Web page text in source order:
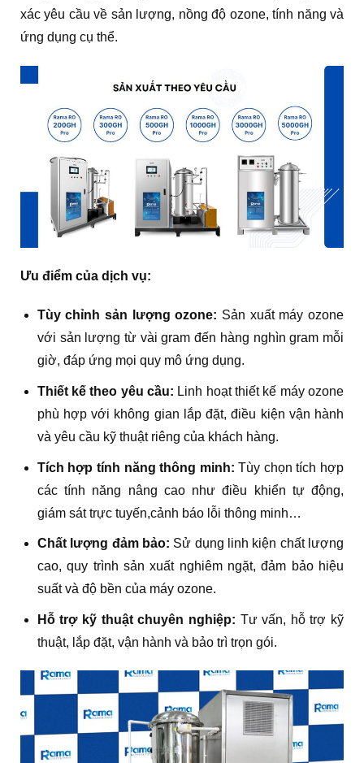
xác yêu cầu về sản lượng, nồng độ ozone, tính năng và
ứng dụng cụ thể.
Ưu điểm của dịch vụ:
Tùy chỉnh sản lượng ozone: Sản xuất máy ozone
với sản lượng từ vài gram đến hàng nghìn gram mỗi
giờ, đáp ứng mọi quy mô ứng dụng.
Thiết kế theo yêu cầu: Linh hoạt thiết kế máy ozone
phù hợp với không gian lắp đặt, điều kiện vận hành
và yêu cầu kỹ thuật riêng của khách hàng.
Tích hợp tính năng thông minh: Tùy chọn tích hợp
các tính năng nâng cao như điều khiển tự động,
giám sát trực tuyến,cảnh báo lỗi thông minh…
Chất lượng đảm bảo: Sử dụng linh kiện chất lượng
cao, quy trình sản xuất nghiêm ngặt, đảm bảo hiệu
suất và độ bền của máy ozone.
Hỗ trợ kỹ thuật chuyên nghiệp: Tư vấn, hỗ trợ kỹ
thuật, lắp đặt, vận hành và bảo trì trọn gói.